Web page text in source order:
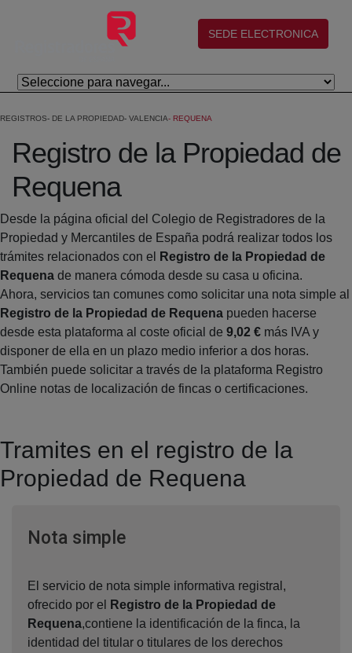
Salta al contingut principal
(abre en nueva ventana)
SEDE ELECTRONICA
REGISTROS DE LA PROPIEDAD VALENCIA REQUENA
Registro de la Propiedad de
Requena
Desde la página oficial del Colegio de Registradores de la
Propiedad y Mercantiles de España podrá realizar todos los
trámites relacionados con el
Registro de la Propiedad de
Requena de manera cómoda desde su casa u oficina.
Ahora, servicios tan comunes como solicitar una nota simple al
Registro de la Propiedad de Requena pueden hacerse
desde esta plataforma al coste oficial de 9,02 € más IVA y
disponer de ella en un plazo medio inferior a dos horas.
También puede solicitar a través de la plataforma Registro
Online notas de localización de fincas o certificaciones.
Tramites en el registro de la
Propiedad de Requena
Nota simpleVentana nueva
El servicio de nota simple informativa registral,
ofrecido por el
Registro de la Propiedad de
Requena,contiene la identificación de la finca, la
identidad del titular o titulares de los derechos